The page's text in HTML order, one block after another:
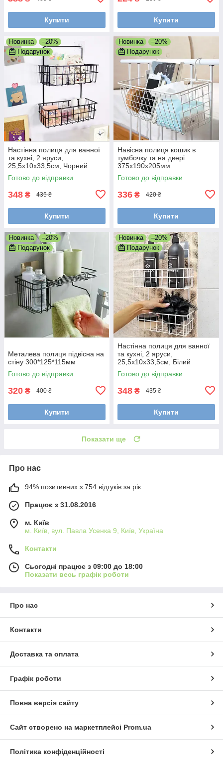
Купити Купити
Новинка
–20%
Подарунок
Настінна полиця для ванної
та кухні, 2 яруси,
25,5x10x33,5см, Чорний
Готово до відправки
348 ₴ 435 ₴
Купити
Новинка
–20%
Подарунок
Навісна полиця кошик в
тумбочку та на двері
375х190х205мм
Готово до відправки
336 ₴ 420 ₴
Купити
Новинка
–20%
Подарунок
Металева полиця підвісна на
стіну 300*125*115мм
Готово до відправки
320 ₴ 400 ₴
Купити
Новинка
–20%
Подарунок
Настінна полиця для ванної
та кухні, 2 яруси,
25,5x10x33,5см, Білий
Готово до відправки
348 ₴ 435 ₴
Купити
Показати ще
Про нас
94% позитивних з 754 відгуків за рік
Працює з 31.08.2016
м. Київ
м. Київ, вул. Павла Усенка 9, Київ, Україна
Контакти
Сьогодні працює з 09:00 до 18:00
Показати весь графік роботи
Про нас
Контакти
Доставка та оплата
Графік роботи
Повна версія сайту
Сайт створено на маркетплейсі Prom.ua
Політика конфіденційності